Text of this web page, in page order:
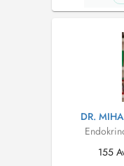
DR.
155